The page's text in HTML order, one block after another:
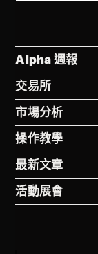
Alpha 週報
交易所
市場分析
操作教學
最新文章
活動展會